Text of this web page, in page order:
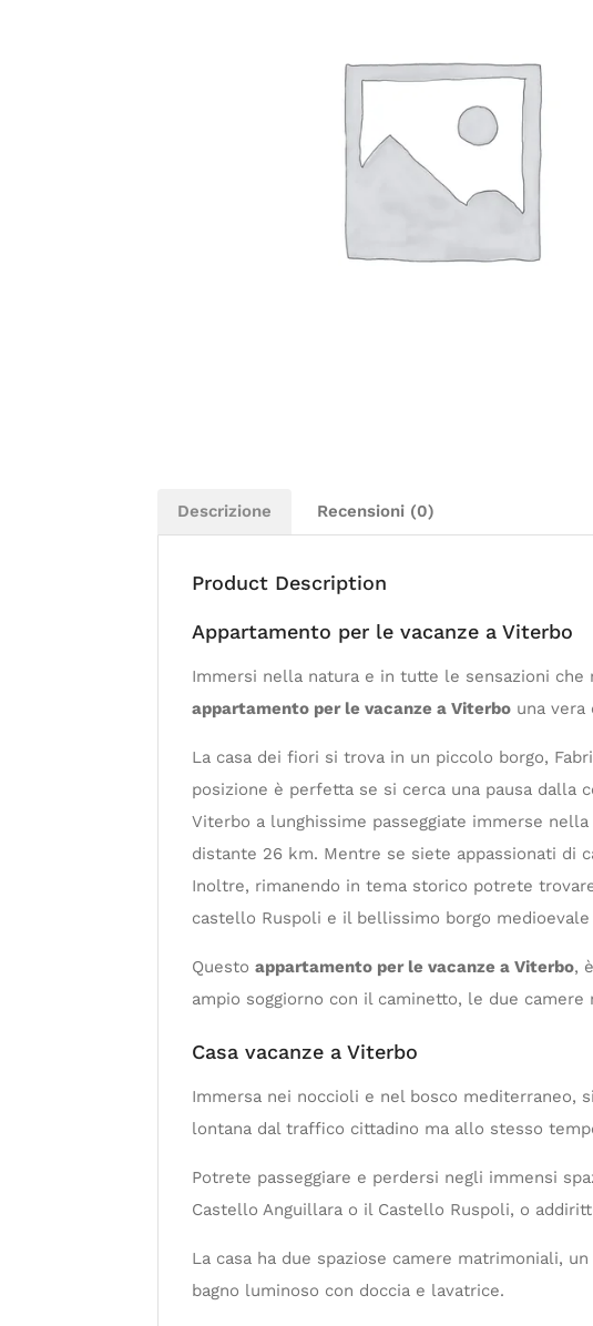
Descrizione Recensioni (0)
Product Description
Appartamento per le vacanze a Viterbo
Immersi nella natura e in tutte le sensazioni
appartamento per le vacanze a Viterbo una vera
La casa dei fiori si trova in un piccolo borgo,
posizione è perfetta se si cerca una pausa
Viterbo a lunghissime passeggiate immerse
distante 26 km. Mentre se siete appassionati di
Inoltre, rimanendo in tema storico potrete
castello Ruspoli e il bellissimo borgo medioevale
Questo appartamento per le vacanze a Viterbo,
ampio soggiorno con il caminetto, le due
Casa vacanze a Viterbo
Immersa nei noccioli e nel bosco mediterraneo,
lontana dal traffico cittadino ma allo stesso
Potrete passeggiare e perdersi negli immensi
Castello Anguillara o il Castello Ruspoli, o
La casa ha due spaziose camere matrimoniali,
bagno luminoso con doccia e lavatrice.